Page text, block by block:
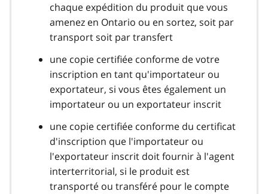
chaque expédition du produit que vous
amenez en Ontario ou en sortez, soit par
transport soit par transfert
une copie certifiée conforme de votre
inscription en tant qu'importateur ou
exportateur, si vous êtes également un
importateur ou un exportateur inscrit
une copie certifiée conforme du certificat
d'inscription que l'importateur ou
l'exportateur inscrit doit fournir à l'agent
interterritorial, si le produit est
transporté ou transféré pour le compte